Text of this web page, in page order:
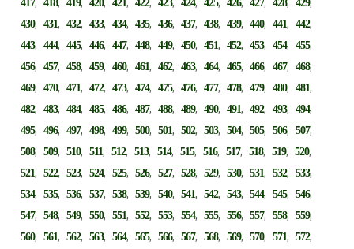
417 418 419 420 421 422 423 424 425 426 427 428 429
430,431,432,433,434,435,436,437,438,439,440,441,442,
443,444,445,446,447,448,449,450,451,452,453,454,455,
456,457,458,459,460,461,462,463,464,465,466,467,468,
469,470,471,472,473,474,475,476,477,478,479,480,481,
482,483,484,485,486,487,488,489,490,491,492,493,494,
495,496,497,498,499,500,501,502,503,504,505,506,507,
508,509,510,511,512,513,514,515,516,517,518,519,520,
521,522,523,524,525,526,527,528,529,530,531,532,533,
534,535,536,537,538,539,540,541,542,543,544,545,546,
547,548,549,550,551,552,553,554,555,556,557,558,559,
560,561,562,563,564,565,566,567,568,569,570,571,572,